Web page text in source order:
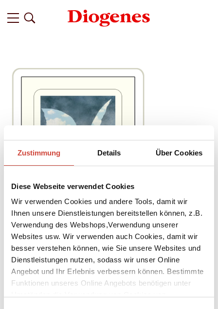
Zustimmung Details Über Cookies
Diese Webseite verwendet Cookies
Wir verwenden Cookies und andere Tools, damit wir
Ihnen unsere Dienstleistungen bereitstellen können, z.B.
Verwendung des Webshops,Verwendung unserer
Websites usw. Wir verwenden auch Cookies, damit wir
besser verstehen können, wie Sie unsere Websites und
Dienstleistungen nutzen, sodass wir unser Online
Angebot und Ihr Erlebnis verbessern können. Bestimmte
Funktionen unseres Online Angebots benötigen unter
Download Bilddatei ↘